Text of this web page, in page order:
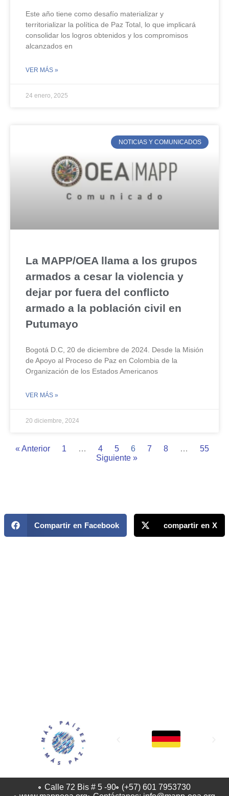
Este año tiene como desafío materializar y
territorializar la política de Paz Total, lo que implicará
consolidar los logros obtenidos y los compromisos
alcanzados en
VER MÁS »
24 enero, 2025
NOTICIAS Y COMUNICADOS
La MAPP/OEA llama a los grupos
armados a cesar la violencia y
dejar por fuera del conflicto
armado a la población civil en
Putumayo
Bogotá D.C, 20 de diciembre de 2024. Desde la Misión
de Apoyo al Proceso de Paz en Colombia de la
Organización de los Estados Americanos
VER MÁS »
20 diciembre, 2024
« Anterior 1 … 4 5 6 7 8 …
55
Siguiente »
Compartir en Facebook compartir en X
Calle 72 Bis # 5 -90
(+57) 601 7953730